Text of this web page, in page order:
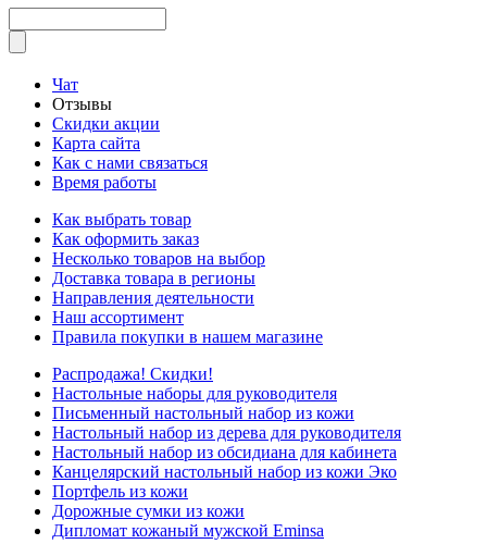
Чат
Отзывы
Скидки акции
Карта сайта
Как с нами связаться
Время работы
Как выбрать товар
Как оформить заказ
Несколько товаров на выбор
Доставка товара в регионы
Направления деятельности
Наш ассортимент
Правила покупки в нашем магазине
Распродажа! Скидки!
Настольные наборы для руководителя
Письменный настольный набор из кожи
Настольный набор из дерева для руководителя
Настольный набор из обсидиана для кабинета
Канцелярский настольный набор из кожи Эко
Портфель из кожи
Дорожные сумки из кожи
Дипломат кожаный мужской Eminsa